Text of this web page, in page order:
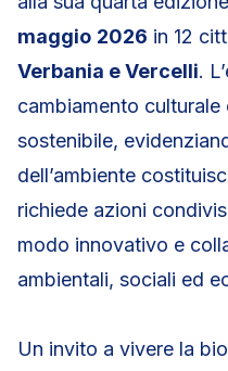
maggio 2026 in 12
Verbania e Vercelli.
cambiamento
sostenibile,
dell’ambiente
richiede azioni
modo innovativo e
ambientali, sociali ed
Un invito a vivere la